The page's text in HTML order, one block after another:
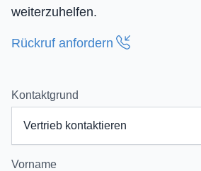
weiterzuhelfen.
Rückruf anfordern
Kontaktgrund
Vorname